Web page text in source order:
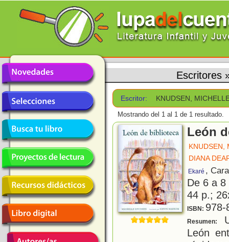
Escritores
Escritor: KNUDSEN,
Mostrando del 1 al 1 de 1 resultado.
León
KNUDSEN,
DIANA
Ekaré ,
De 6 a
44 p.;
ISBN: 978-
Resumen:
León